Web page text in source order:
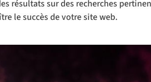
résultats sur des recherches
le succès de votre site web.